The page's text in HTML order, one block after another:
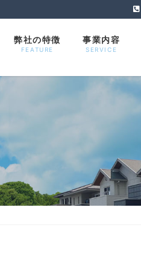
弊社の特徴
FEATURE
事業内容
SERVICE